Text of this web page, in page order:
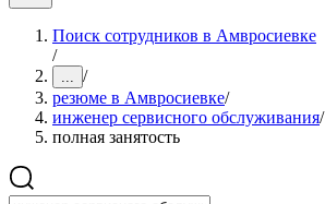
Поиск сотрудников в Амвросиевке
/
... /
резюме в Амвросиевке/
инженер сервисного обслуживания/
полная занятость